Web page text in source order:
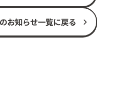
お知らせ一覧に戻る